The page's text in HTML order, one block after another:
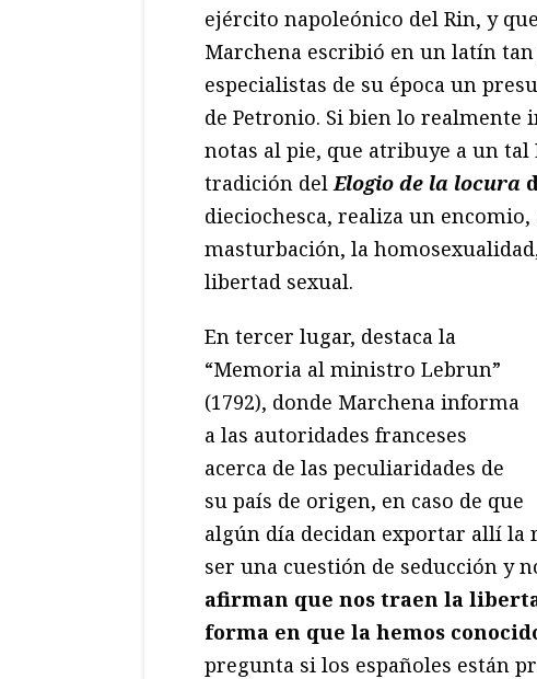
ejército napoleónico del Rin, y
Marchena escribió en un latín
especialistas de su época un
de Petronio. Si bien lo realmente
notas al pie, que atribuye a un
tradición del Elogio de la locura
dieciochesca, realiza un
masturbación, la
libertad sexual.
En tercer lugar, destaca la
“Memoria al ministro Lebrun”
(1792), donde Marchena informa
a las autoridades franceses
acerca de las peculiaridades de
su país de origen, en caso de que
algún día decidan exportar allí la
ser una cuestión de seducción y
afirman que nos traen la
forma en que la hemos
pregunta si los españoles están